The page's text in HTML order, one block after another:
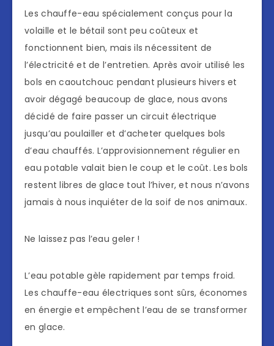
Les chauffe-eau spécialement conçus pour la
volaille et le bétail sont peu coûteux et
fonctionnent bien, mais ils nécessitent de
l’électricité et de l’entretien. Après avoir utilisé les
bols en caoutchouc pendant plusieurs hivers et
avoir dégagé beaucoup de glace, nous avons
décidé de faire passer un circuit électrique
jusqu’au poulailler et d’acheter quelques bols
d’eau chauffés. L’approvisionnement régulier en
eau potable valait bien le coup et le coût. Les bols
restent libres de glace tout l’hiver, et nous n’avons
jamais à nous inquiéter de la soif de nos animaux.
Ne laissez pas l’eau geler !
L’eau potable gèle rapidement par temps froid.
Les chauffe-eau électriques sont sûrs, économes
en énergie et empêchent l’eau de se transformer
en glace.